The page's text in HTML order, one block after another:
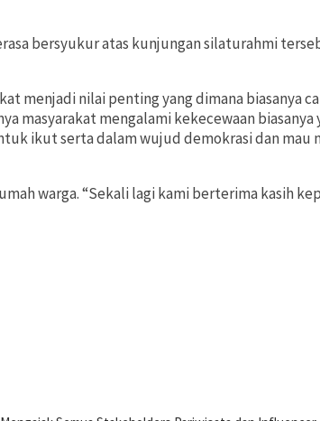
bersyukur atas kunjungan silaturahmi
menjadi nilai penting yang dimana biasanya
masyarakat mengalami kekecewaan
ikut serta dalam wujud demokrasi dan
warga. “Sekali lagi kami berterima kasih